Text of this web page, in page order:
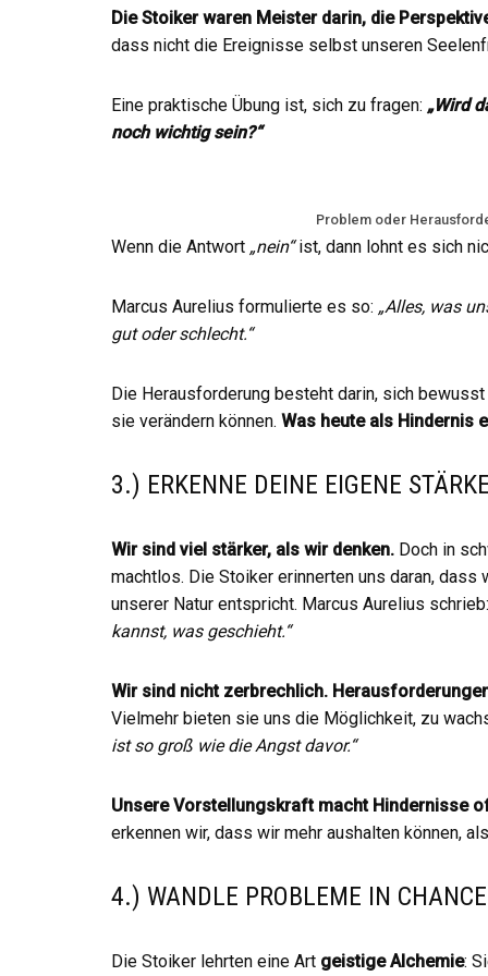
Die Stoiker waren Meister darin, die
dass nicht die Ereignisse selbst unseren
Eine praktische Übung ist, sich zu fragen: „Wird
noch wichtig sein?“
Problem oder
Wenn die Antwort „nein“ist, dann lohnt es sich
Marcus Aurelius formulierte es so: „Alles, was
gut oder schlecht.“
Die Herausforderung besteht darin, sich
sie verändern können. Was heute als Hindernis
3.) ERKENNE DEINE EIGENE
Wir sind viel stärker, als wir denken. Doch in
machtlos. Die Stoiker erinnerten uns daran,
unserer Natur entspricht. Marcus Aurelius
kannst, was geschieht.“
Wir sind nicht zerbrechlich.
Vielmehr bieten sie uns die Möglichkeit, zu
ist so groß wie die Angst davor.“
Unsere Vorstellungskraft macht Hindernisse
erkennen wir, dass wir mehr aushalten können,
4.) WANDLE PROBLEME IN
Die Stoiker lehrten eine Art geistige Alchemie: